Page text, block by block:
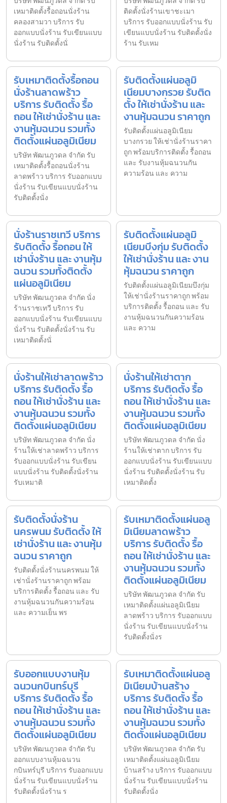
เหมาติดตั้งรื้อถอนนั่งร้าน
คลองสามวา บริการ รับ
ออกแบบนั่งร้าน รับเขียนแบบ
นั่งร้าน รับติดตั้งนั่
ติดตั้งนั่งร้านเขาชะเมา
บริการ รับออกแบบนั่งร้าน รับ
เขียนแบบนั่งร้าน รับติดตั้งนั่ง
ร้าน รับเหม
รับเหมาติดตั้งรื้อถอน
นั่งร้านลาดพร้าว
บริการ รับติดตั้ง รื้อ
ถอน ให้เช่านั่งร้าน และ
งานหุ้มฉนวน รวมทั้ง
ติดตั้งแผ่นอลูมิเนียม
บริษัท พัฒนภูวดล จำกัด รับ
เหมาติดตั้งรื้อถอนนั่งร้าน
ลาดพร้าว บริการ รับออกแบบ
นั่งร้าน รับเขียนแบบนั่งร้าน
รับติดตั้งนั่ง
รับติดตั้งแผ่นอลูมิ
เนียมบางกรวย รับติด
ตั้ง ให้เช่านั่งร้าน และ
งานหุ้มฉนวน ราคาถูก
รับติดตั้งแผ่นอลูมิเนียม
บางกรวย ให้เช่านั่งร้านราคา
ถูก พร้อมบริการติดตั้ง รื้อถอน
และ รับงานหุ้มฉนวนกัน
ความร้อน และ ความ
นั่งร้านราชเทวี บริการ
รับติดตั้ง รื้อถอน ให้
เช่านั่งร้าน และ งานหุ้ม
ฉนวน รวมทั้งติดตั้ง
แผ่นอลูมิเนียม
บริษัท พัฒนภูวดล จำกัด นั่ง
ร้านราชเทวี บริการ รับ
ออกแบบนั่งร้าน รับเขียนแบบ
นั่งร้าน รับติดตั้งนั่งร้าน รับ
เหมาติดตั้งนั่
รับติดตั้งแผ่นอลูมิ
เนียมบึงกุ่ม รับติดตั้ง
ให้เช่านั่งร้าน และ งาน
หุ้มฉนวน ราคาถูก
รับติดตั้งแผ่นอลูมิเนียมบึงกุ่ม
ให้เช่านั่งร้านราคาถูก พร้อม
บริการติดตั้ง รื้อถอน และ รับ
งานหุ้มฉนวนกันความร้อน
และ ความ
นั่งร้านให้เช่าลาดพร้าว
บริการ รับติดตั้ง รื้อ
ถอน ให้เช่านั่งร้าน และ
งานหุ้มฉนวน รวมทั้ง
ติดตั้งแผ่นอลูมิเนียม
บริษัท พัฒนภูวดล จำกัด นั่ง
ร้านให้เช่าลาดพร้าว บริการ
รับออกแบบนั่งร้าน รับเขียน
แบบนั่งร้าน รับติดตั้งนั่งร้าน
รับเหมาติ
นั่งร้านให้เช่าตาก
บริการ รับติดตั้ง รื้อ
ถอน ให้เช่านั่งร้าน และ
งานหุ้มฉนวน รวมทั้ง
ติดตั้งแผ่นอลูมิเนียม
บริษัท พัฒนภูวดล จำกัด นั่ง
ร้านให้เช่าตาก บริการ รับ
ออกแบบนั่งร้าน รับเขียนแบบ
นั่งร้าน รับติดตั้งนั่งร้าน รับ
เหมาติดตั้ง
รับติดตั้งนั่งร้าน
นครพนม รับติดตั้ง ให้
เช่านั่งร้าน และ งานหุ้ม
ฉนวน ราคาถูก
รับติดตั้งนั่งร้านนครพนม ให้
เช่านั่งร้านราคาถูก พร้อม
บริการติดตั้ง รื้อถอน และ รับ
งานหุ้มฉนวนกันความร้อน
และ ความเย็น พร
รับเหมาติดตั้งแผ่นอลู
มิเนียมลาดพร้าว
บริการ รับติดตั้ง รื้อ
ถอน ให้เช่านั่งร้าน และ
งานหุ้มฉนวน รวมทั้ง
ติดตั้งแผ่นอลูมิเนียม
บริษัท พัฒนภูวดล จำกัด รับ
เหมาติดตั้งแผ่นอลูมิเนียม
ลาดพร้าว บริการ รับออกแบบ
นั่งร้าน รับเขียนแบบนั่งร้าน
รับติดตั้งนั่งร
รับออกแบบงานหุ้ม
ฉนวนกบินทร์บุรี
บริการ รับติดตั้ง รื้อ
ถอน ให้เช่านั่งร้าน และ
งานหุ้มฉนวน รวมทั้ง
ติดตั้งแผ่นอลูมิเนียม
บริษัท พัฒนภูวดล จำกัด รับ
ออกแบบงานหุ้มฉนวน
กบินทร์บุรี บริการ รับออกแบบ
นั่งร้าน รับเขียนแบบนั่งร้าน
รับติดตั้งนั่งร้าน ร
รับเหมาติดตั้งแผ่นอลู
มิเนียมบ้านสร้าง
บริการ รับติดตั้ง รื้อ
ถอน ให้เช่านั่งร้าน และ
งานหุ้มฉนวน รวมทั้ง
ติดตั้งแผ่นอลูมิเนียม
บริษัท พัฒนภูวดล จำกัด รับ
เหมาติดตั้งแผ่นอลูมิเนียม
บ้านสร้าง บริการ รับออกแบบ
นั่งร้าน รับเขียนแบบนั่งร้าน
รับติดตั้งนั่ง